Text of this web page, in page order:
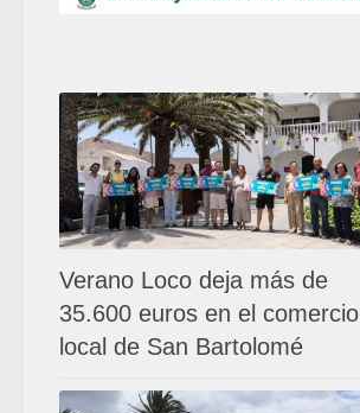
Verano Loco deja más de
35.600 euros en el comercio
local de San Bartolomé